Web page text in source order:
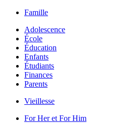
Famille
Adolescence
École
Éducation
Enfants
Étudiants
Finances
Parents
Vieillesse
For Her et For Him